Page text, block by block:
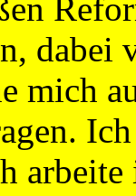
dabei
mich